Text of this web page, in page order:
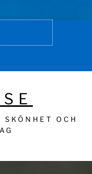
OCH